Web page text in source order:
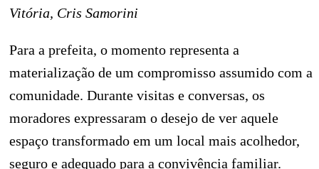
Vitória, Cris Samorini
Para a prefeita, o momento representa a
materialização de um compromisso assumido com a
comunidade. Durante visitas e conversas, os
moradores expressaram o desejo de ver aquele
espaço transformado em um local mais acolhedor,
seguro e adequado para a convivência familiar.